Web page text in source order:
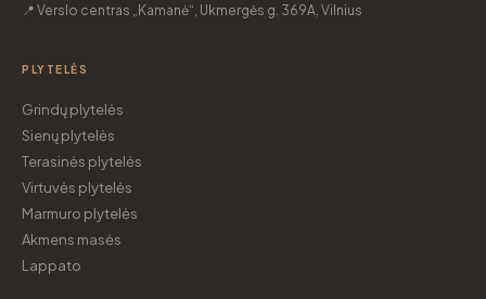
📍 Verslo centras „Kamanė“, Ukmergės g. 369A, Vilnius
PLYTELĖS
Grindų plytelės
Sienų plytelės
Terasinės plytelės
Virtuvės plytelės
Marmuro plytelės
Akmens masės
Lappato